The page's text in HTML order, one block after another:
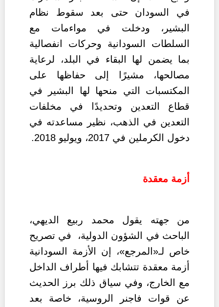
في السودان حتى بعد سقوط نظام
البشير، ودخلت في مواءمات مع
السلطات السودانية وحركات انفصالية
بما يضمن لها البقاء في البلد، لرعاية
مصالحها، مشيرًا إلى حفاظها على
المكتسبات التي منحها لها البشير في
قطاع التعدين وتحديدًا في مخلفات
التعدين في الذهب، نظير مساعدته في
دخول الكرملين في 2017، ويوليو 2018.
أزمة معقدة
من جهته يقول محمد ربيع الديهي،
الباحث في الشؤون الدولية،
في تصريح
خاص لـ«المرجع»، إن الأزمة السودانية
أزمة معقدة تتشابك فيها أطراف الداخل
مع الخارج، وفي سياق ذلك برز الحديث
عن قوات فاجنر الروسية، خاصة بعد